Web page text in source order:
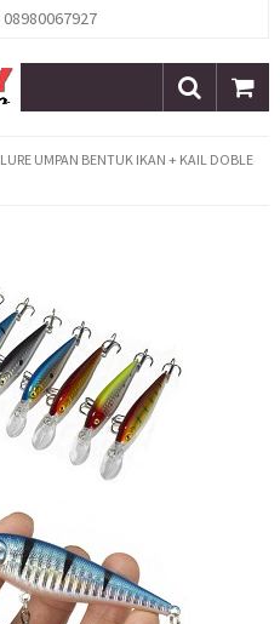
08980067927
LURE UMPAN BENTUK IKAN + KAIL DOBLE